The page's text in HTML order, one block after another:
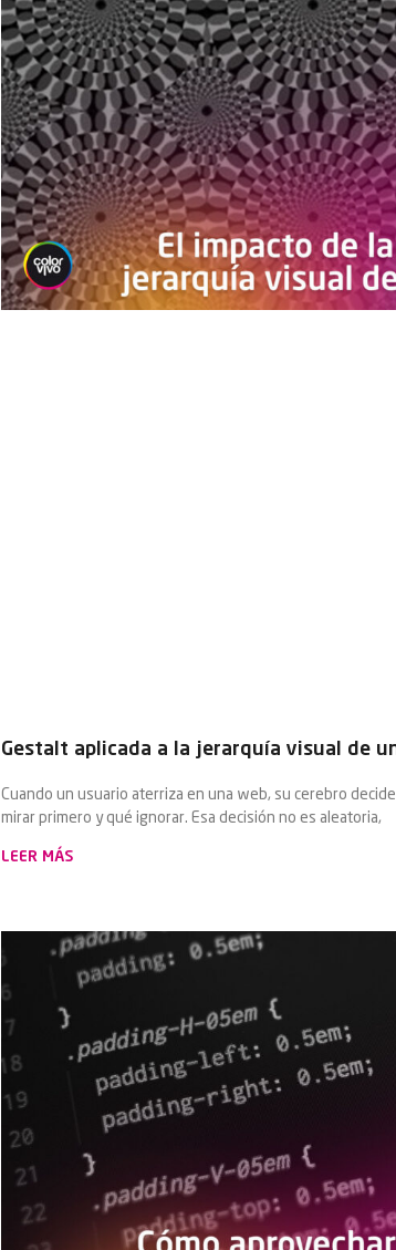
Gestalt aplicada a la jerarquía visual de
Cuando un usuario aterriza en una web, su cerebro
mirar primero y qué ignorar. Esa decisión no es aleatoria,
LEER MÁS